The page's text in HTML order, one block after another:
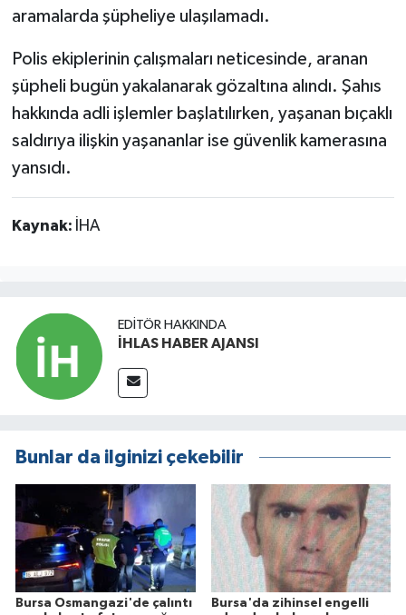
aramalarda şüpheliye ulaşılamadı.
Polis ekiplerinin çalışmaları neticesinde, aranan
şüpheli bugün yakalanarak gözaltına alındı. Şahıs
hakkında adli işlemler başlatılırken, yaşanan bıçaklı
saldırıya ilişkin yaşananlar ise güvenlik kamerasına
yansıdı.
Kaynak: İHA
EDITÖR HAKKINDA
İHLAS HABER AJANSI
Bunlar da ilginizi çekebilir
Bursa Osmangazi'de çalıntı
Bursa'da zihinsel engelli